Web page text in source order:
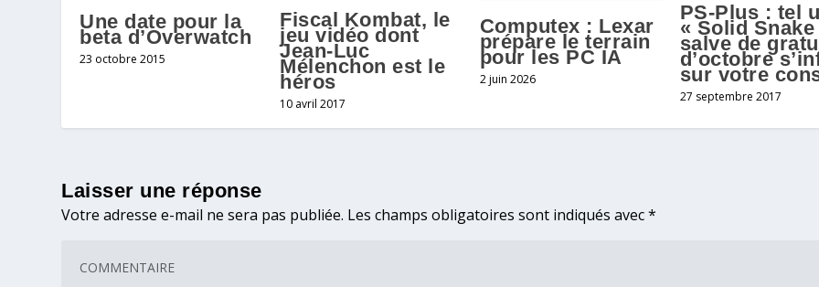
Une date pour la
beta d’Overwatch
23 octobre 2015
Fiscal Kombat, le
jeu vidéo dont
Jean-Luc
Mélenchon est le
héros
10 avril 2017
Computex : Lexar
prépare le terrain
pour les PC IA
2 juin 2026
PS-Plus : tel
« Solid
salve de
d’octobre
sur votre
27 septembre 2017
Laisser une réponse
Votre adresse e-mail ne sera pas publiée. Les champs obligatoires sont indiqués avec*